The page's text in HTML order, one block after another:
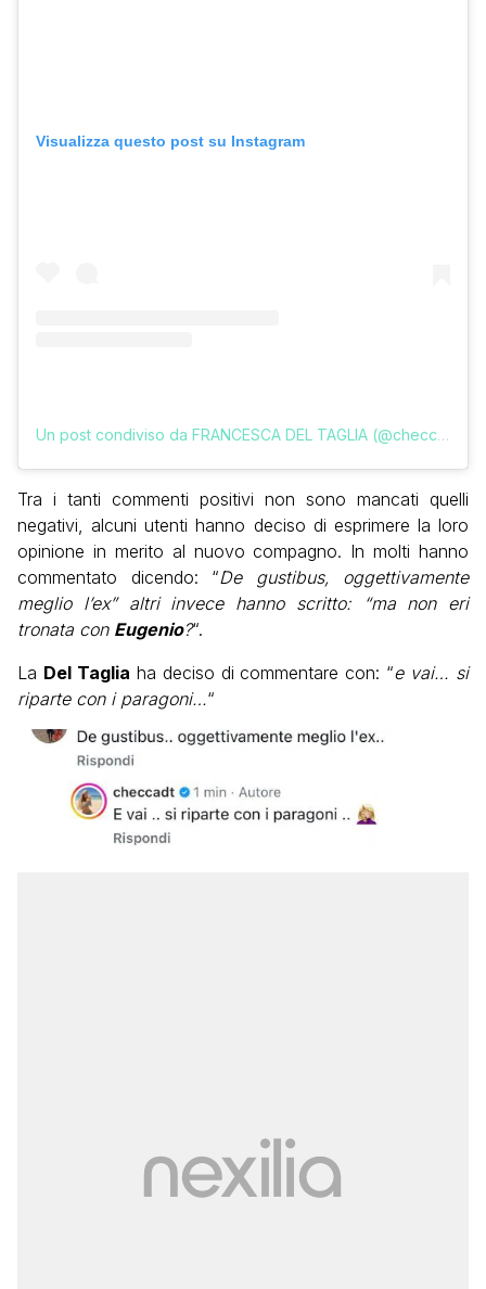
Visualizza questo post su Instagram
Un post condiviso da FRANCESCA DEL TAGLIA (@checcadt)
Tra i tanti commenti positivi non sono mancati quelli
negativi, alcuni utenti hanno deciso di esprimere la loro
opinione in merito al nuovo compagno. In molti hanno
commentato dicendo: “De gustibus, oggettivamente
meglio l’ex” altri invece hanno scritto: “ma non eri
tronata con Eugenio?“.
La Del Taglia ha deciso di commentare con: “e vai… si
riparte con i paragoni…“